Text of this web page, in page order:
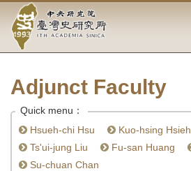
Jump
the
main
block
Academia
Sinica-
History
Institute-
Home
Adjunct Faculty
Quick menu：
Hsueh-chi Hsu
Kuo-hsing Hsieh
Ts'ui-jung Liu
Fu-san Huang
Su-chuan Chan